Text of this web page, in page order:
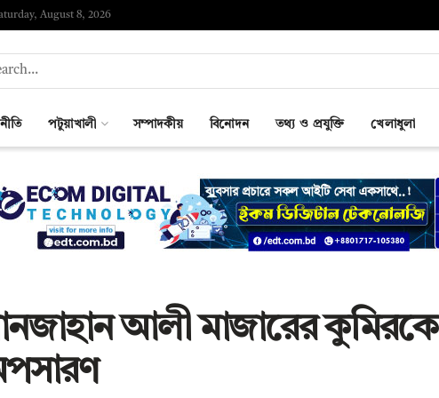
August 8, 2026
পটুয়াখালী সম্পাদকীয় বিনোদন তথ্য ও প্রযুক্তি খেলাধুলা
আলী মাজারের কুমিরকে